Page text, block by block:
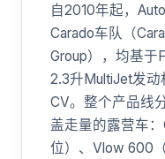
自2010年起，
Carado车队（
Group），均基于
2.3升MultiJet发动
CV。整个产品线
盖走量的露营车
位）、Vlow 600